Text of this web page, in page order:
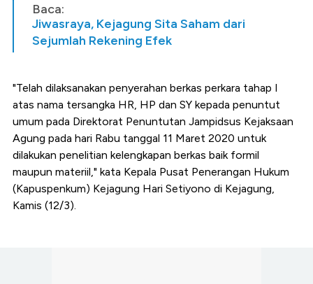
Baca:
Jiwasraya, Kejagung Sita Saham dari
Sejumlah Rekening Efek
"Telah dilaksanakan penyerahan berkas perkara tahap I
atas nama tersangka HR, HP dan SY kepada penuntut
umum pada Direktorat Penuntutan Jampidsus Kejaksaan
Agung pada hari Rabu tanggal 11 Maret 2020 untuk
dilakukan penelitian kelengkapan berkas baik formil
maupun materiil," kata Kepala Pusat Penerangan Hukum
(Kapuspenkum) Kejagung Hari Setiyono di Kejagung,
Kamis (12/3).